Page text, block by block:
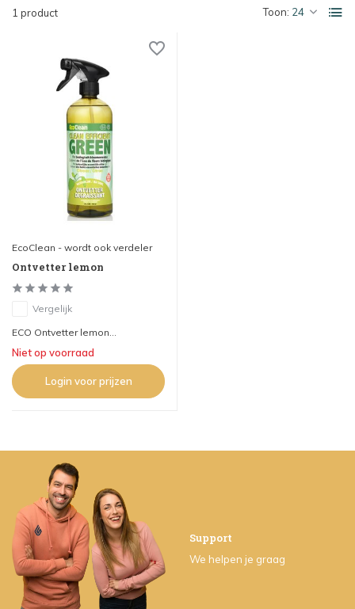
1 product Toon:
EcoClean - wordt ook verdeler
Ontvetter lemon
Vergelijk
ECO Ontvetter lemon...
Niet op voorraad
Login voor prijzen
Support
We helpen je graag